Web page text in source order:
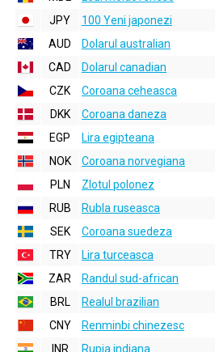
JPY
100 Yeni japonezi
AUD
Dolarul australian
CAD
Dolarul canadian
CZK
Coroana ceheasca
DKK
Coroana daneza
EGP
Lira egipteana
NOK
Coroana norvegiana
PLN
Zlotul polonez
RUB
Rubla ruseasca
SEK
Coroana suedeza
TRY
Lira turceasca
ZAR
Randul sud-african
BRL
Realul brazilian
CNY
Renminbi chinezesc
INR
Rupia indiana